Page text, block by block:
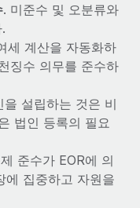
. 미준수 및 오분류와
세 계산을 자동화하
징수 의무를 준수하
설립하는 것은 비
법인 등록의 필요
준수가 EOR에 의
에 집중하고 자원을